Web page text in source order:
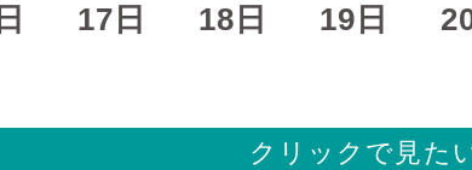
17日 18日 19日
クリックで見た